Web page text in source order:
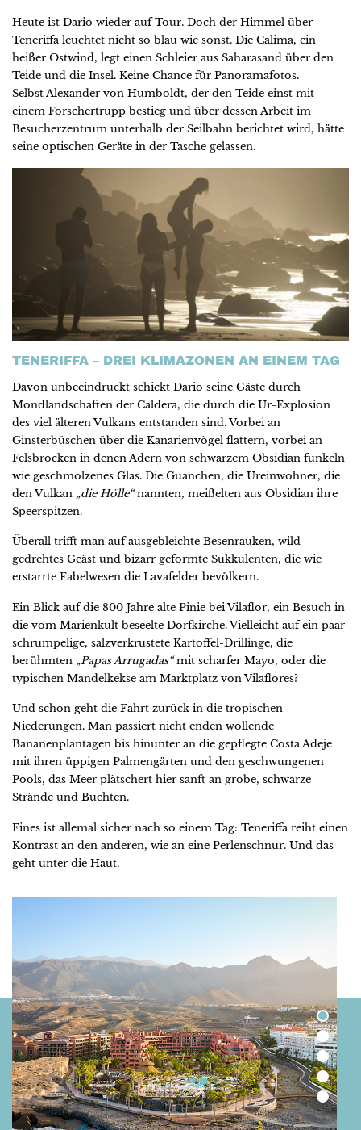
Heute ist Dario wieder auf Tour. Doch der Himmel über
Teneriffa leuchtet nicht so blau wie sonst. Die Calima, ein
heißer Ostwind, legt einen Schleier aus Saharasand über den
Teide und die Insel. Keine Chance für Panoramafotos.
Selbst Alexander von Humboldt, der den Teide einst mit
einem Forschertrupp bestieg und über dessen Arbeit im
Besucherzentrum unterhalb der Seilbahn berichtet wird, hätte
seine optischen Geräte in der Tasche gelassen.
TENERIFFA – DREI KLIMAZONEN AN EINEM TAG
Davon unbeeindruckt schickt Dario seine Gäste durch
Mondlandschaften der Caldera, die durch die Ur-Explosion
des viel älteren Vulkans entstanden sind. Vorbei an
Ginsterbüschen über die Kanarienvögel flattern, vorbei an
Felsbrocken in denen Adern von schwarzem Obsidian funkeln
wie geschmolzenes Glas. Die Guanchen, die Ureinwohner, die
den Vulkan „die Hölle“nannten, meißelten aus Obsidian ihre
Speerspitzen.
Überall trifft man auf ausgebleichte Besenrauken, wild
gedrehtes Geäst und bizarr geformte Sukkulenten, die wie
erstarrte Fabelwesen die Lavafelder bevölkern.
Ein Blick auf die 800 Jahre alte Pinie bei Vilaflor, ein Besuch in
die vom Marienkult beseelte Dorfkirche. Vielleicht auf ein paar
schrumpelige, salzverkrustete Kartoffel-Drillinge, die
berühmten „Papas Arrugadas“mit scharfer Mayo, oder die
typischen Mandelkekse am Marktplatz von Vilaflores?
Und schon geht die Fahrt zurück in die tropischen
Niederungen. Man passiert nicht enden wollende
Bananenplantagen bis hinunter an die gepflegte Costa Adeje
mit ihren üppigen Palmengärten und den geschwungenen
Pools, das Meer plätschert hier sanft an grobe, schwarze
Strände und Buchten.
Eines ist allemal sicher nach so einem Tag: Teneriffa reiht einen
Kontrast an den anderen, wie an eine Perlenschnur. Und das
geht unter die Haut.